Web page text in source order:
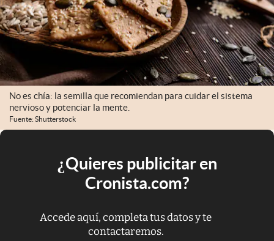
No es chía: la semilla que recomiendan para cuidar el sistema
nervioso y potenciar la mente.
Fuente: Shutterstock
¿Quieres publicitar en
Cronista.com?
Accede aquí, completa tus datos y te
contactaremos.